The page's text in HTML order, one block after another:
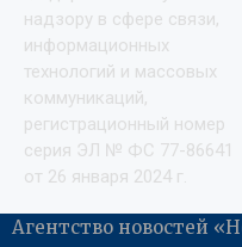
надзору в сфере связи,
информационных
технологий и массовых
коммуникаций,
регистрационный номер
серия ЭЛ № ФС 77-86641
от 26 января 2024 г.
Агентство новостей